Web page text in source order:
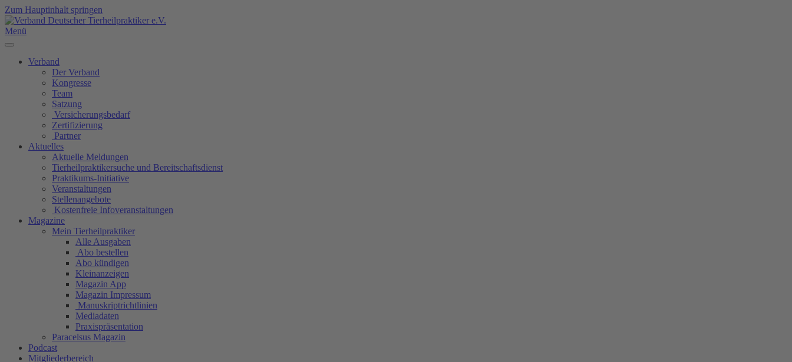
Zum Hauptinhalt springen
Menü
Verband
Der Verband
Kongresse
Team
Satzung
Versicherungsbedarf
Zertifizierung
Partner
Aktuelles
Aktuelle Meldungen
Tierheilpraktikersuche und Bereitschaftsdienst
Praktikums-Initiative
Veranstaltungen
Stellenangebote
Kostenfreie Infoveranstaltungen
Magazine
Mein Tierheilpraktiker
Alle Ausgaben
Abo bestellen
Abo kündigen
Kleinanzeigen
Magazin App
Magazin Impressum
Manuskriptrichtlinien
Mediadaten
Praxispräsentation
Paracelsus Magazin
Podcast
Mitgliederbereich